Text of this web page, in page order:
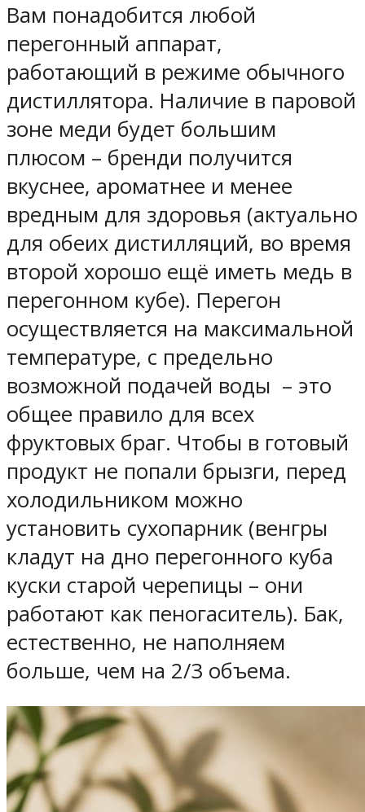
Вам понадобится любой
перегонный аппарат,
работающий в режиме обычного
дистиллятора. Наличие в паровой
зоне меди будет большим
плюсом – бренди получится
вкуснее, ароматнее и менее
вредным для здоровья (актуально
для обеих дистилляций, во время
второй хорошо ещё иметь медь в
перегонном кубе). Перегон
осуществляется на максимальной
температуре, с предельно
возможной подачей воды – это
общее правило для всех
фруктовых браг. Чтобы в готовый
продукт не попали брызги, перед
холодильником можно
установить сухопарник (венгры
кладут на дно перегонного куба
куски старой черепицы – они
работают как пеногаситель). Бак,
естественно, не наполняем
больше, чем на 2/3 объема.